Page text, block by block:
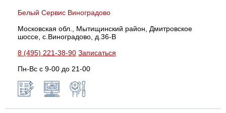
Белый Сервис Виноградово
Московская обл., Мытищинский район, Дмитровское
шоссе, с.Виноградово, д.36-В
8 (495) 221-38-90 Записаться
Пн-Вс с 9-00 до 21-00